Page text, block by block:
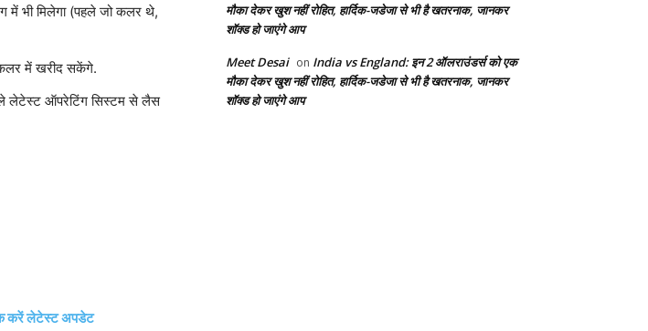
में भी मिलेगा (पहले जो कलर थे,
में खरीद सकेंगे.
लेटेस्ट ऑपरेटिंग सिस्टम से लैस
करें लेटेस्ट अपडेट
मौका देकर खुश नहीं रोहित, हार्दिक-जडेजा से भी है खतरनाक, जानकर
शॉक्ड हो जाएंगे आप
Meet Desai on India vs England: इन 2 ऑलराउंडर्स को एक
मौका देकर खुश नहीं रोहित, हार्दिक-जडेजा से भी है खतरनाक, जानकर
शॉक्ड हो जाएंगे आप